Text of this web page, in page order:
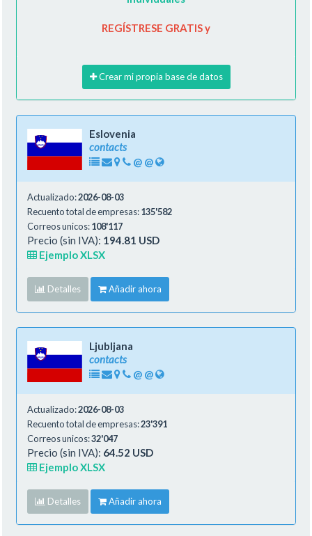
REGÍSTRESE GRATIS y
Crear mi propia base de datos
Eslovenia
contacts
@ @
Actualizado:2026-08-03
Recuento total de empresas:135'582
Correos unicos:108'117
Precio (sin IVA): 194.81 USD
Ejemplo XLSX
Detalles Añadir ahora
Ljubljana
contacts
@ @
Actualizado:2026-08-03
Recuento total de empresas:23'391
Correos unicos:32'047
Precio (sin IVA): 64.52 USD
Ejemplo XLSX
Detalles Añadir ahora